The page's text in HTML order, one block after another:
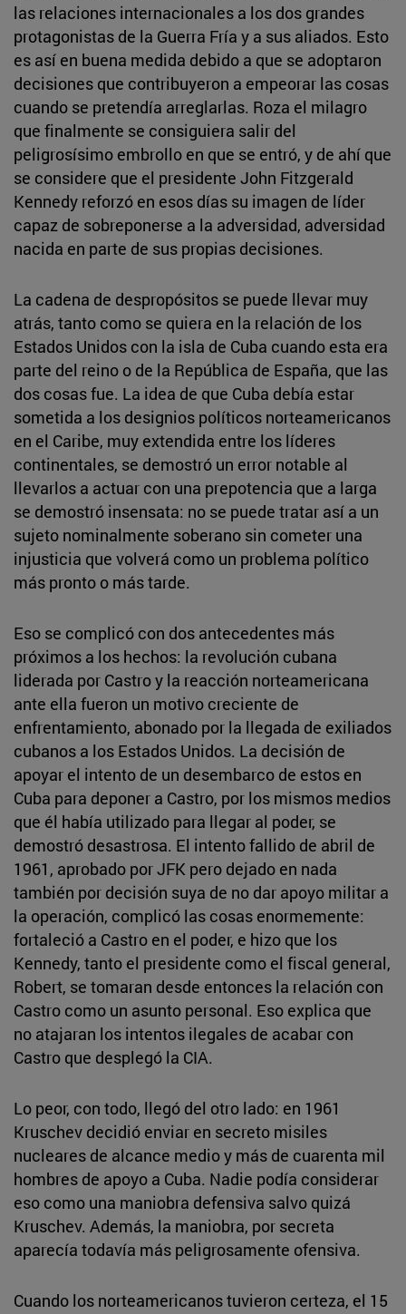
las relaciones internacionales a los dos grandes
protagonistas de la Guerra Fría y a sus aliados. Esto
es así en buena medida debido a que se adoptaron
decisiones que contribuyeron a empeorar las cosas
cuando se pretendía arreglarlas. Roza el milagro
que finalmente se consiguiera salir del
peligrosísimo embrollo en que se entró, y de ahí que
se considere que el presidente John Fitzgerald
Kennedy reforzó en esos días su imagen de líder
capaz de sobreponerse a la adversidad, adversidad
nacida en parte de sus propias decisiones.
La cadena de despropósitos se puede llevar muy
atrás, tanto como se quiera en la relación de los
Estados Unidos con la isla de Cuba cuando esta era
parte del reino o de la República de España, que las
dos cosas fue. La idea de que Cuba debía estar
sometida a los designios políticos norteamericanos
en el Caribe, muy extendida entre los líderes
continentales, se demostró un error notable al
llevarlos a actuar con una prepotencia que a larga
se demostró insensata: no se puede tratar así a un
sujeto nominalmente soberano sin cometer una
injusticia que volverá como un problema político
más pronto o más tarde.
Eso se complicó con dos antecedentes más
próximos a los hechos: la revolución cubana
liderada por Castro y la reacción norteamericana
ante ella fueron un motivo creciente de
enfrentamiento, abonado por la llegada de exiliados
cubanos a los Estados Unidos. La decisión de
apoyar el intento de un desembarco de estos en
Cuba para deponer a Castro, por los mismos medios
que él había utilizado para llegar al poder, se
demostró desastrosa. El intento fallido de abril de
1961, aprobado por JFK pero dejado en nada
también por decisión suya de no dar apoyo militar a
la operación, complicó las cosas enormemente:
fortaleció a Castro en el poder, e hizo que los
Kennedy, tanto el presidente como el fiscal general,
Robert, se tomaran desde entonces la relación con
Castro como un asunto personal. Eso explica que
no atajaran los intentos ilegales de acabar con
Castro que desplegó la CIA.
Lo peor, con todo, llegó del otro lado: en 1961
Kruschev decidió enviar en secreto misiles
nucleares de alcance medio y más de cuarenta mil
hombres de apoyo a Cuba. Nadie podía considerar
eso como una maniobra defensiva salvo quizá
Kruschev. Además, la maniobra, por secreta
aparecía todavía más peligrosamente ofensiva.
Cuando los norteamericanos tuvieron certeza, el 15